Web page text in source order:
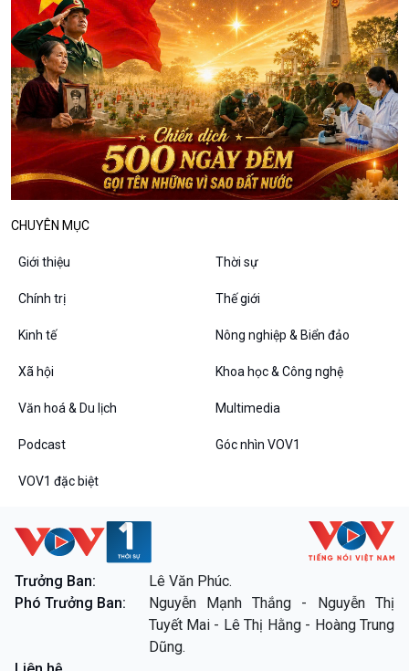
Diễn đàn chủ nhật
Chuyện đêm
Chân dung cuộc sống
CHUYÊN MỤC
Giới thiệu Thời sự
Chính trị Thế giới
Kinh tế Nông nghiệp & Biển đảo
Xã hội Khoa học & Công nghệ
Văn hoá & Du lịch Multimedia
Podcast Góc nhìn VOV1
VOV1 đặc biệt
Trưởng Ban:
Lê Văn Phúc.
Phó Trưởng Ban:
Nguyễn Mạnh Thắng - Nguyễn Thị
Tuyết Mai - Lê Thị Hằng - Hoàng Trung
Dũng.